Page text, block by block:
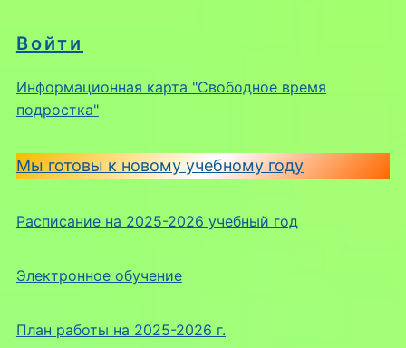
Войти
Информационная карта "Свободное время
подростка"
Мы готовы к новому учебному году
Расписание на 2025-2026 учебный год
Электронное обучение
План работы на 2025-2026 г.